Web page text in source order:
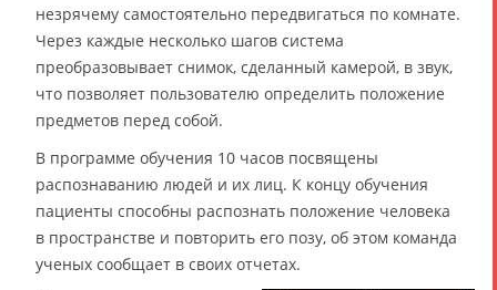
незрячему самостоятельно передвигаться по комнате.
Через каждые несколько шагов система
преобразовывает снимок, сделанный камерой, в звук,
что позволяет пользователю определить положение
предметов перед собой.
В программе обучения 10 часов посвящены
распознаванию людей и их лиц. К концу обучения
пациенты способны распознать положение человека
в пространстве и повторить его позу, об этом команда
ученых сообщает в своих отчетах.